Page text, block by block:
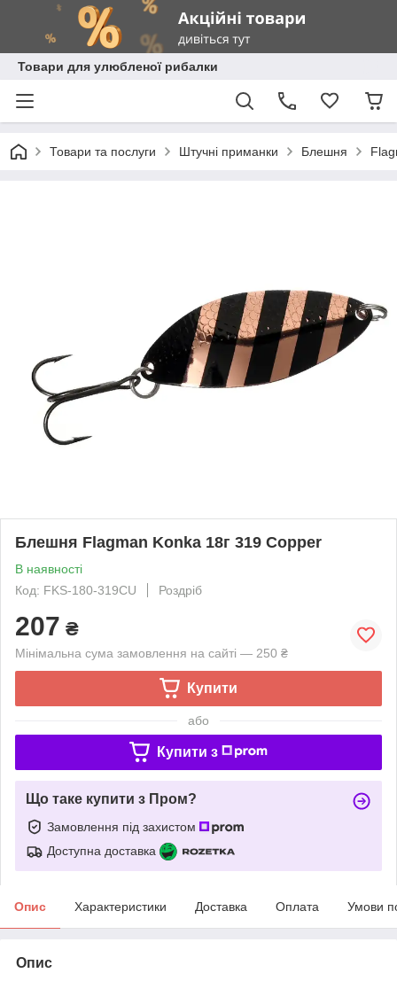
Товари для улюбленої рибалки
Товари та послуги Штучні приманки Блешня
Блешня Flagman Konka 18г 319 Copper
В наявності
Код: FKS-180-319CU
Роздріб
207 ₴
Мінімальна сума замовлення на сайті — 250 ₴
Купити
або
Купити з
Що таке купити з Пром?
Замовлення під захистом
Доступна доставка
Опис Характеристики Доставка Оплата Умови
Опис